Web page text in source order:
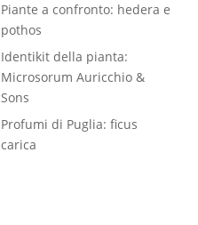
Piante a confronto: hedera e
pothos
Identikit della pianta:
Microsorum Auricchio &
Sons
Profumi di Puglia: ficus
carica